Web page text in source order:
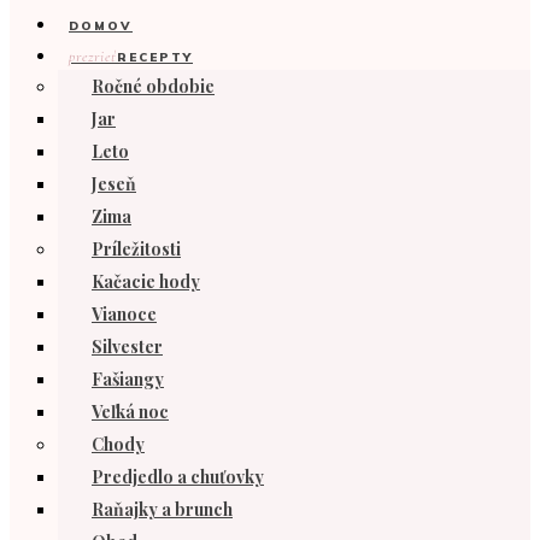
DOMOV
prezrieťRECEPTY
Ročné obdobie
Jar
Leto
Jeseň
Zima
Príležitosti
Kačacie hody
Vianoce
Silvester
Fašiangy
Veľká noc
Chody
Predjedlo a chuťovky
Raňajky a brunch